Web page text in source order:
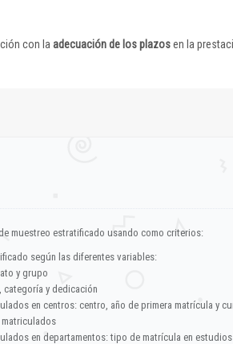
con la adecuación de los plazosen la
muestreo estratificado usando como criterios:
según las diferentes variables:
y grupo
categoría y dedicación
en centros: centro, año de primera matrícula y
matriculados
en departamentos: tipo de matrícula en